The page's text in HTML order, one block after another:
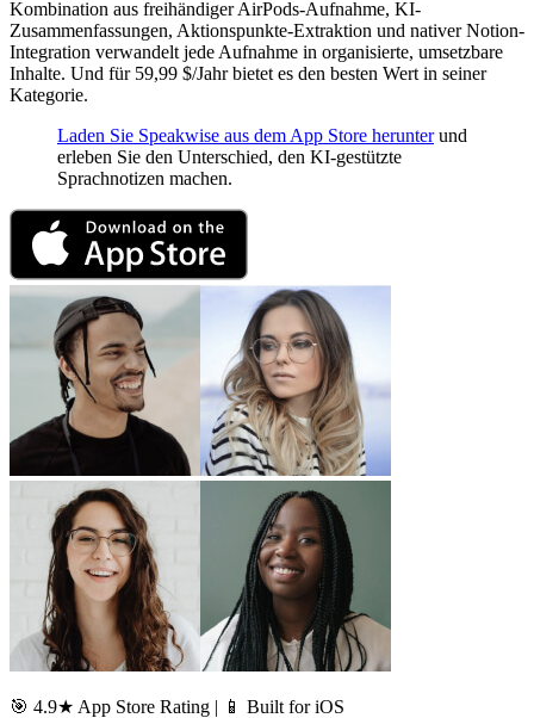
Kombination aus freihändiger AirPods-Aufnahme, KI-
Zusammenfassungen, Aktionspunkte-Extraktion und nativer Notion-
Integration verwandelt jede Aufnahme in organisierte, umsetzbare
Inhalte. Und für 59,99 $/Jahr bietet es den besten Wert in seiner
Kategorie.
Laden Sie Speakwise aus dem App Store herunterund
erleben Sie den Unterschied, den KI-gestützte
Sprachnotizen machen.
🎯 4.9★ App Store Rating | 📱 Built for iOS